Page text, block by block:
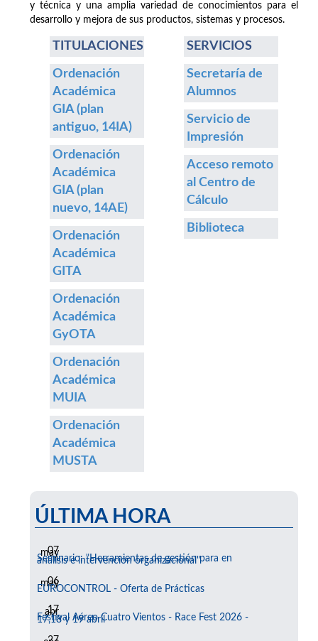
y técnica y una amplia variedad de conocimientos para el
desarrollo y mejora de sus productos, sistemas y procesos.
TITULACIONES
Ordenación
Académica
GIA (plan
antiguo, 14IA)
Ordenación
Académica
GIA (plan
nuevo, 14AE)
Ordenación
Académica
GITA
Ordenación
Académica
GyOTA
Ordenación
Académica
MUIA
Ordenación
Académica
MUSTA
SERVICIOS
Secretaría de
Alumnos
Servicio de
Impresión
Acceso remoto
al Centro de
Cálculo
Biblioteca
ÚLTIMA HORA
07
may
Seminario: "Herramientas de gestión para en
análisis e intervención organizacional"
06
may
EUROCONTROL - Oferta de Prácticas
17
abr
Festival Aéreo Cuatro Vientos - Race Fest 2026 -
17,18 y 19 abril